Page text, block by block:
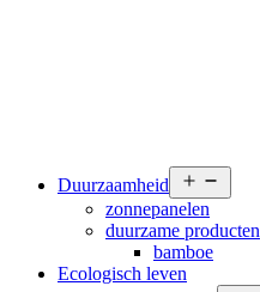
Duurzaamheid
menu
zonnepanelen
duurzame producten
bamboe
Ecologisch leven